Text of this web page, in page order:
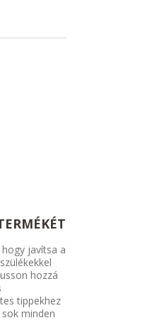
javítsa a
hozzá
tippekhez
minden